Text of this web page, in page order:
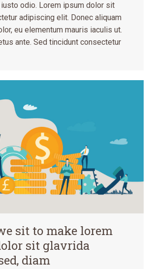
odio. Lorem ipsum dolor sit
adipiscing elit. Donec aliquam
eu elementum mauris iaculis ut.
ante. Sed tincidunt consectetur
sit to make lorem
sit glavrida
diam